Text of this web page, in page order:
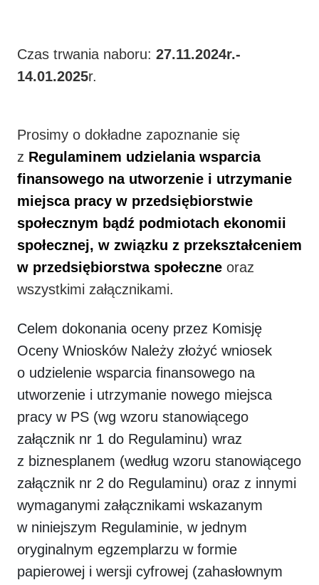
Czas trwania naboru: 27.11.2024r.-
14.01.2025r.
Prosimy o dokładne zapoznanie się
z Regulaminem udzielania wsparcia
finansowego na utworzenie i utrzymanie
miejsca pracy w przedsiębiorstwie
społecznym bądź podmiotach ekonomii
społecznej, w związku z przekształceniem
w przedsiębiorstwa społeczne oraz
wszystkimi załącznikami.
Celem dokonania oceny przez Komisję
Oceny Wniosków Należy złożyć wniosek
o udzielenie wsparcia finansowego na
utworzenie i utrzymanie nowego miejsca
pracy w PS (wg wzoru stanowiącego
załącznik nr 1 do Regulaminu) wraz
z biznesplanem (według wzoru stanowiącego
załącznik nr 2 do Regulaminu) oraz z innymi
wymaganymi załącznikami wskazanym
w niniejszym Regulaminie, w jednym
oryginalnym egzemplarzu w formie
papierowej i wersji cyfrowej (zahasłownym